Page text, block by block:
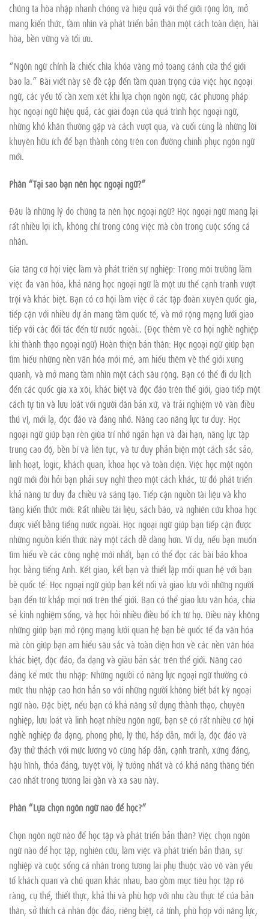
chúng ta hòa nhập nhanh chóng và hiệu quả với thế giới rộng lớn, mở
mang kiến thức, tầm nhìn và phát triển bản thân một cách toàn diện, hài
hòa, bền vững và tối ưu.
“Ngôn ngữ chính là chiếc chìa khóa vàng mở toang cánh cửa thế giới
bao la.” Bài viết này sẽ đề cập đến tầm quan trọng của việc học ngoại
ngữ, các yếu tố cần xem xét khi lựa chọn ngôn ngữ, các phương pháp
học ngoại ngữ hiệu quả, các giai đoạn của quá trình học ngoại ngữ,
những khó khăn thường gặp và cách vượt qua, và cuối cùng là những lời
khuyên hữu ích để bạn thành công trên con đường chinh phục ngôn ngữ
mới.
Phần “Tại sao bạn nên học ngoại ngữ?”
Đâu là những lý do chúng ta nên học ngoại ngữ? Học ngoại ngữ mang lại
rất nhiều lợi ích, không chỉ trong công việc mà còn trong cuộc sống cá
nhân.
Gia tăng cơ hội việc làm và phát triển sự nghiệp: Trong môi trường làm
việc đa văn hóa, khả năng học ngoại ngữ là một ưu thế cạnh tranh vượt
trội và khác biệt. Bạn có cơ hội làm việc ở các tập đoàn xuyên quốc gia,
tiếp cận với nhiều dự án mang tầm quốc tế, và mở rộng mạng lưới giao
tiếp với các đối tác đến từ nước ngoài.. (Đọc thêm về cơ hội nghề nghiệp
khi thành thạo ngoại ngữ) Hoàn thiện bản thân: Học ngoại ngữ giúp bạn
tìm hiểu những nền văn hóa mới mẻ, am hiểu thêm về thế giới xung
quanh, và mở mang tầm nhìn một cách sâu rộng. Bạn có thể đi du lịch
đến các quốc gia xa xôi, khác biệt và độc đáo trên thế giới, giao tiếp một
cách tự tin và lưu loát với người dân bản xứ, và trải nghiệm vô vàn điều
thú vị, mới lạ, độc đáo và đáng nhớ. Nâng cao năng lực tư duy: Học
ngoại ngữ giúp bạn rèn giũa trí nhớ ngắn hạn và dài hạn, năng lực tập
trung cao độ, bền bỉ và liên tục, và tư duy phản biện một cách sắc sảo,
linh hoạt, logic, khách quan, khoa học và toàn diện. Việc học một ngôn
ngữ mới đòi hỏi bạn phải suy nghĩ theo một cách khác, từ đó phát triển
khả năng tư duy đa chiều và sáng tạo. Tiếp cận nguồn tài liệu và kho
tàng kiến thức mới: Rất nhiều tài liệu, sách báo, và nghiên cứu khoa học
được viết bằng tiếng nước ngoài. Học ngoại ngữ giúp bạn tiếp cận được
những nguồn kiến thức này một cách dễ dàng hơn. Ví dụ, nếu bạn muốn
tìm hiểu về các công nghệ mới nhất, bạn có thể đọc các bài báo khoa
học bằng tiếng Anh. Kết giao, kết bạn và thiết lập mối quan hệ với bạn
bè quốc tế: Học ngoại ngữ giúp bạn kết nối và giao lưu với những người
bạn đến từ khắp mọi nơi trên thế giới. Bạn có thể giao lưu văn hóa, chia
sẻ kinh nghiệm sống, và học hỏi nhiều điều bổ ích từ họ. Điều này không
những giúp bạn mở rộng mạng lưới quan hệ bạn bè quốc tế đa văn hóa
mà còn giúp bạn am hiểu sâu sắc và toàn diện hơn về các nền văn hóa
khác biệt, độc đáo, đa dạng và giàu bản sắc trên thế giới. Nâng cao
đáng kể mức thu nhập: Những người có năng lực ngoại ngữ thường có
mức thu nhập cao hơn hẳn so với những người không biết bất kỳ ngoại
ngữ nào. Đặc biệt, nếu bạn có khả năng sử dụng thành thạo, chuyên
nghiệp, lưu loát và linh hoạt nhiều ngôn ngữ, bạn sẽ có rất nhiều cơ hội
nghề nghiệp đa dạng, phong phú, lý thú, hấp dẫn, mới lạ, độc đáo và
đầy thử thách với mức lương vô cùng hấp dẫn, cạnh tranh, xứng đáng,
hậu hĩnh, thỏa đáng, tuyệt vời, lý tưởng nhất và có khả năng thăng tiến
cao nhất trong tương lai gần và xa sau này.
Phần “Lựa chọn ngôn ngữ nào để học?”
Chọn ngôn ngữ nào để học tập và phát triển bản thân? Việc chọn ngôn
ngữ nào để học tập, nghiên cứu, làm việc và phát triển bản thân, sự
nghiệp và cuộc sống cá nhân trong tương lai phụ thuộc vào vô vàn yếu
tố khách quan và chủ quan khác nhau, bao gồm mục tiêu học tập rõ
ràng, cụ thể, thiết thực, khả thi và phù hợp với nhu cầu thực tế của bản
thân, sở thích cá nhân độc đáo, riêng biệt, cá tính, phù hợp với năng lực,